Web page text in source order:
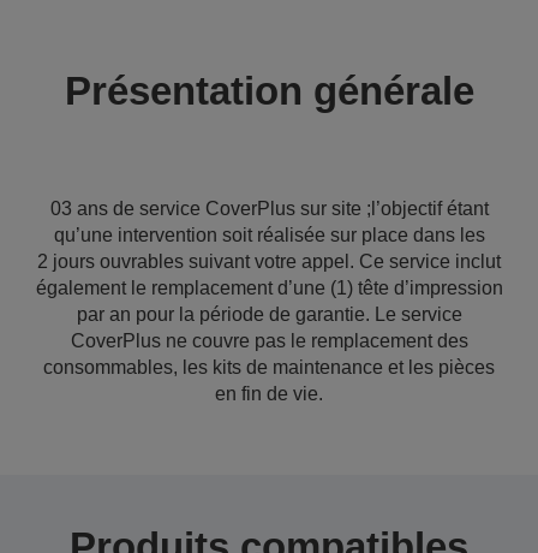
Présentation générale
03 ans de service CoverPlus sur site ;l’objectif étant
qu’une intervention soit réalisée sur place dans les
2 jours ouvrables suivant votre appel. Ce service inclut
également le remplacement d’une (1) tête d’impression
par an pour la période de garantie. Le service
CoverPlus ne couvre pas le remplacement des
consommables, les kits de maintenance et les pièces
en fin de vie.